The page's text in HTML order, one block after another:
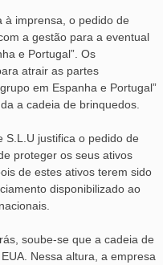
à imprensa, o pedido de
a gestão para a eventual
e Portugal”. Os
atrair as partes
em Espanha e Portugal”
a cadeia de brinquedos.
S.L.U justifica o pedido de
proteger os seus ativos
de estes ativos terem sido
disponibilizado ao
soube-se que a cadeia de
Nessa altura, a empresa